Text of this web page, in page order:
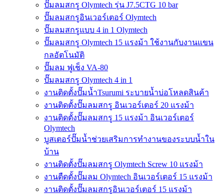
ปั๊มลมสกรู Olymtech รุ่น J7.5CTG 10 bar
ปั๊มลมสกรูอินเวอร์เตอร์ Olymtech
ปั๊มลมสกรูแบบ 4 in 1 Olymtech
ปั๊มลมสกรู Olymtech 15 แรงม้า ใช้งานกับงานแขน
กลอัตโนมัติ
ปั๊มลม ฟูเช็ง VA-80
ปั๊มลมสกรู Olymtech 4 in 1
งานติดตั้งปั๊มน้ำTsurumi ระบายน้ำบ่อโหลดสินค้า
งานติดตั้งปั๊มลมสกรู อินเวอร์เตอร์ 20 แรงม้า
งานติดตั้งปั๊มลมสกรู 15 แรงม้า อินเวอร์เตอร์
Olymtech
บูสเตอร์ปั๊มน้ำช่วยเสริมการทำงานของระบบน้ำใน
บ้าน
งานติดตั้งปั๊มลมสกรู Olymtech Screw 10 แรงม้า
งานตืดตั้งปั๊มลม Olymtech อินเวอร์เตอร์ 15 แรงม้า
งานติดตั้งปั๊มลมสกรูอินเวอร์เตอร์ 15 แรงม้า